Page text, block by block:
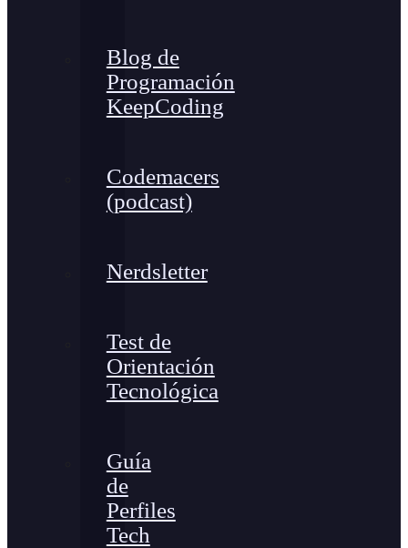
Blog de
Programación
KeepCoding
Codemacers
(podcast)
Nerdsletter
Test de
Orientación
Tecnológica
Guía
de
Perfiles
Tech